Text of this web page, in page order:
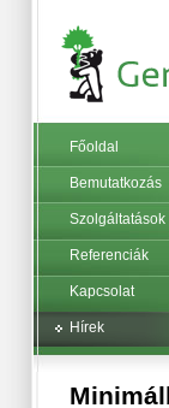
Főoldal
Bemutatkozás
Szolgáltatások
Referenciák
Kapcsolat
Hírek